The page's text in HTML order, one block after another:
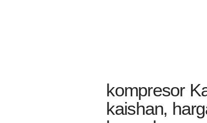
kompresor
kaishan,